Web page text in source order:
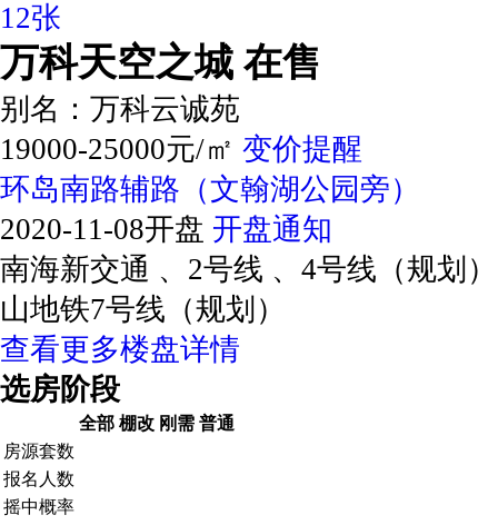
12张
万科天空之城 在售
别名： 万科云诚苑
19000-25000元/㎡ 变价提醒
环岛南路辅路（文翰湖公园旁）
2020-11-08开盘 开盘通知
南海新交通 、2号线 、4号线（规划
山地铁7号线（规划）
查看更多楼盘详情
选房阶段
全部 棚改 刚需 普通
房源套数
报名人数
摇中概率